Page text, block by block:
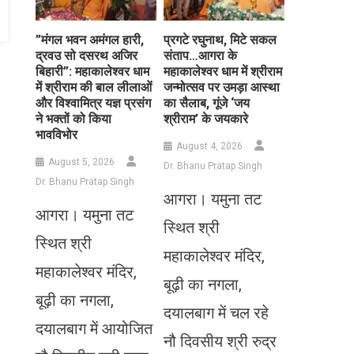
​”मंगल भवन अमंगल हारी,
द्रवउ सो दसरथ अजिर
बिहारी”: महाकालेश्वर धाम
में श्रीराम की बाल लीलाओं
और विश्वामित्र यज्ञ प्रसंग
ने भक्तों को किया
भावविभोर
August 5, 2026
Dr. Bhanu Pratap Singh
आगरा। यमुना तट
स्थित श्री
महाकालेश्वर मंदिर,
बूढ़ी का नगला,
दयालबाग में आयोजित
प्रगटे रघुनाथ, मिटे सकल
संताप…आगरा के
महाकालेश्वर धाम में श्रीराम
जन्मोत्सव पर उमड़ा आस्था
का सैलाब, गूंजे ‘जय
श्रीराम’ के जयकारे
August 4, 2026
Dr. Bhanu Pratap Singh
आगरा। यमुना तट
स्थित श्री
महाकालेश्वर मंदिर,
बूढ़ी का नगला,
दयालबाग में चल रहे
नौ दिवसीय श्री रुद्र